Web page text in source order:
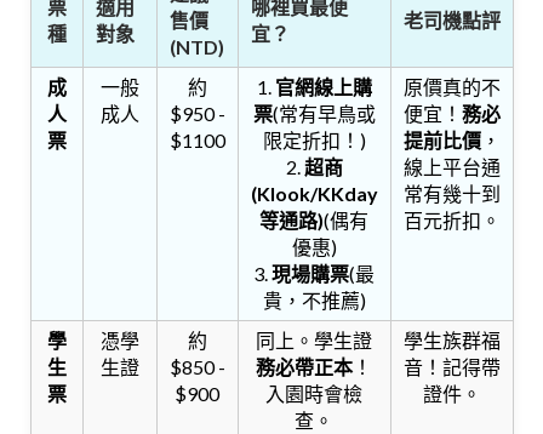
票
種
適用
對象
售價
(NTD)
哪裡買最便
宜？
老司機點評
成
人
票
一般
成人
約
$950 -
$1100
1. 官網線上購
票(常有早鳥或
限定折扣！)
2.超商
(Klook/KKday
等通路)(偶有
優惠)
3.現場購票(最
貴，不推薦)
原價真的不
便宜！ 務必
提前比價，
線上平台通
常有幾十到
百元折扣。
學
生
票
憑學
生證
約
$850 -
$900
同上。學生證
務必帶正本！
入園時會檢
查。
學生族群福
音！記得帶
證件。